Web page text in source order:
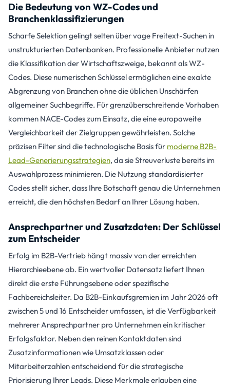
Die Bedeutung von WZ-Codes und
Branchenklassifizierungen
Scharfe Selektion gelingt selten über vage Freitext-Suchen in
unstrukturierten Datenbanken. Professionelle Anbieter nutzen
die Klassifikation der Wirtschaftszweige, bekannt als WZ-
Codes. Diese numerischen Schlüssel ermöglichen eine exakte
Abgrenzung von Branchen ohne die üblichen Unschärfen
allgemeiner Suchbegriffe. Für grenzüberschreitende Vorhaben
kommen NACE-Codes zum Einsatz, die eine europaweite
Vergleichbarkeit der Zielgruppen gewährleisten. Solche
präzisen Filter sind die technologische Basis für moderne B2B-
Lead-Generierungsstrategien, da sie Streuverluste bereits im
Auswahlprozess minimieren. Die Nutzung standardisierter
Codes stellt sicher, dass Ihre Botschaft genau die Unternehmen
erreicht, die den höchsten Bedarf an Ihrer Lösung haben.
Ansprechpartner und Zusatzdaten: Der Schlüssel
zum Entscheider
Erfolg im B2B-Vertrieb hängt massiv von der erreichten
Hierarchieebene ab. Ein wertvoller Datensatz liefert Ihnen
direkt die erste Führungsebene oder spezifische
Fachbereichsleiter. Da B2B-Einkaufsgremien im Jahr 2026 oft
zwischen 5 und 16 Entscheider umfassen, ist die Verfügbarkeit
mehrerer Ansprechpartner pro Unternehmen ein kritischer
Erfolgsfaktor. Neben den reinen Kontaktdaten sind
Zusatzinformationen wie Umsatzklassen oder
Mitarbeiterzahlen entscheidend für die strategische
Priorisierung Ihrer Leads. Diese Merkmale erlauben eine